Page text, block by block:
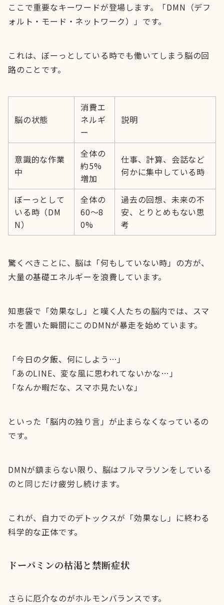
ここで重要なキーワードが登場します。「DMN（デフ
ォルト・モード・ネットワーク）」です。
これは、ぼーっとしている時でも働いてしまう脳の回
路のことです。
脳の状態
消費エ
ネルギ
ー
説明
意識的な作業
中
全体の
約5%
増加
仕事、計算、会話など
何かに集中している時
ぼーっとして
いる時（DM
N）
全体の
60〜8
0%
過去の回想、未来の不
安、とりとめもない思
考
驚くべきことに、脳は「何もしていない時」の方が、
大量の基礎エネルギーを浪費しています。
知恵袋で「効果なし」と嘆く人たちの脳内では、スマ
ホを置いた瞬間にこのDMNが暴走を始めています。
「今日の夕飯、何にしよう…」
「あのLINE、変な風に思われてないかな…」
「なんか暇だな、スマホ見たいな」
といった「脳内の独り言」が止まらなくなっているの
です。
DMNが鎮まらない限り、脳はフルマラソンをしている
のと同じだけ疲労し続けます。
これが、自力でのデトックスが「効果なし」に終わる
科学的な正体です。
ドーパミンの枯渇と禁断症状
さらに厄介なのがホルモンバランスです。